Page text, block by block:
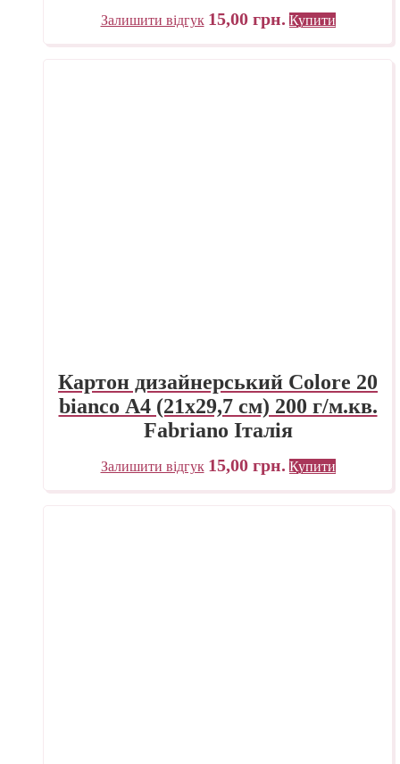
Залишити відгук 15,00 грн. Купити
Картон дизайнерський Colore 20
bianco А4 (21х29,7 см) 200 г/м.кв.
Fabriano Італія
Залишити відгук 15,00 грн. Купити